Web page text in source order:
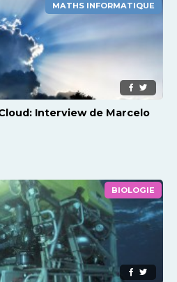
MATHS INFORMATIQUE
Interview de Marcelo
BIOLOGIE